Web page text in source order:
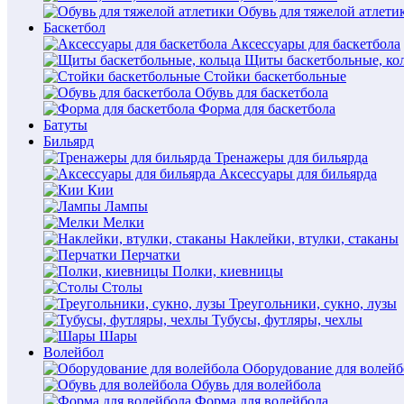
Обувь для тяжелой
Баскетбол
Аксессуары для баскетбола
Щиты баскетбольные,
Стойки баскетбольные
Обувь для баскетбола
Форма для баскетбола
Батуты
Бильярд
Тренажеры для бильярда
Аксессуары для бильярда
Кии
Лампы
Мелки
Наклейки, втулки, стаканы
Перчатки
Полки, киевницы
Столы
Треугольники, сукно, лузы
Тубусы, футляры, чехлы
Шары
Волейбол
Оборудование для
Обувь для волейбола
Форма для волейбола